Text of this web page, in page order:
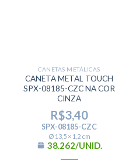
CANETAS METÁLICAS
CANETA METAL TOUCH
SPX-08185-CZC NA COR
CINZA
R$3,40
SPX-08185-CZC
Ø 13,5 × 1,2 cm
38.262/UNID.